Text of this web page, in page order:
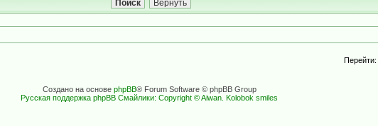
Перейти:
Создано на основе phpBB® Forum Software © phpBB Group
Русская поддержка phpBB Смайлики: Copyright © Aiwan. Kolobok smiles